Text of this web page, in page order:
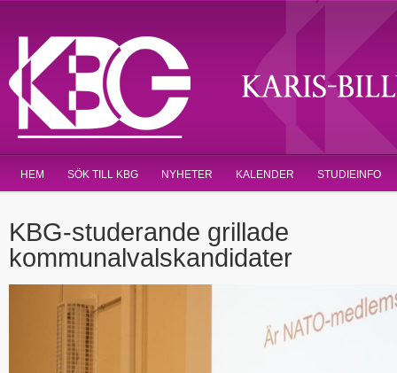
HEM SÖK TILL KBG NYHETER KALENDER STUDIEINFO
KBG-studerande grillade
kommunalvalskandidater